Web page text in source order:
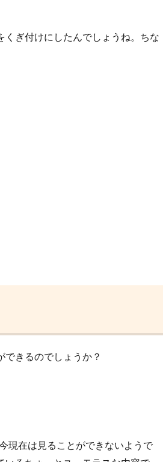
ぎ付けにしたんでしょうね。ちな
きるのでしょうか？
現在は見ることができないようで